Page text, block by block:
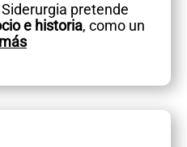
pretende
e historia, como un